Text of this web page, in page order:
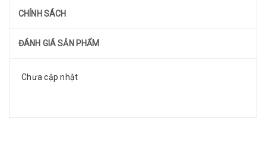
CHÍNH SÁCH
ĐÁNH GIÁ SẢN PHẨM
Chưa cập nhật